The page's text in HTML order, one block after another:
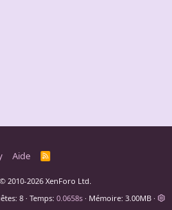
Aide
R
© 2010-2026 XenForo Ltd.
8 Temps 0.0658s Mémoire 3.00MB